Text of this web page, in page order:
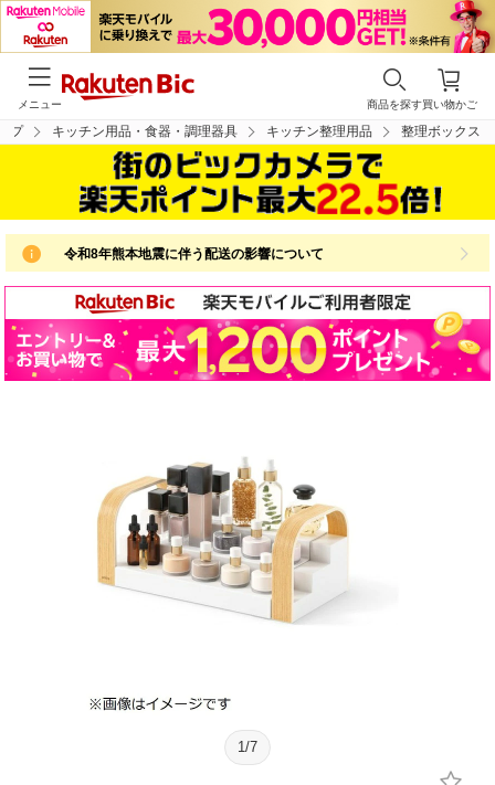
買い物かご
商品を探す
メニュー
プ キッチン用品・食器・調理器具 キッチン整理用品 整理ボックス
令和8年熊本地震に伴う配送の影響について
1 /7